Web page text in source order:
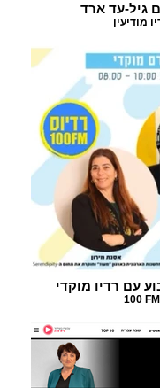
גיל-עד ארד
מודיעין
עם רדיו מוקדי
100 FM